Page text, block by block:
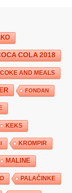
COLA 2018
COKE AND MEALS
FONDAN
KEKS
KROMPIR
MALINE
PALAČINKE